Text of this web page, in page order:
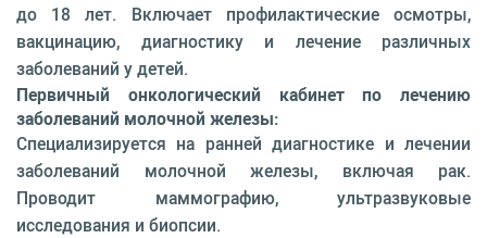
до 18 лет. Включает профилактические осмотры,
вакцинацию, диагностику и лечение различных
заболеваний у детей.
Первичный онкологический кабинет по лечению
заболеваний молочной железы:
Специализируется на ранней диагностике и лечении
заболеваний молочной железы, включая рак.
Проводит маммографию, ультразвуковые
исследования и биопсии.